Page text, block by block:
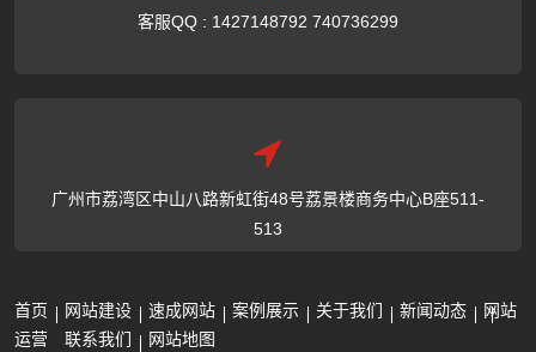
客服QQ : 1427148792 740736299
广州市荔湾区中山八路新虹街48号荔景楼商务中心B座511-
513
首页 网站建设 速成网站 案例展示 关于我们 新闻动态
网站
运营
联系我们 网站地图